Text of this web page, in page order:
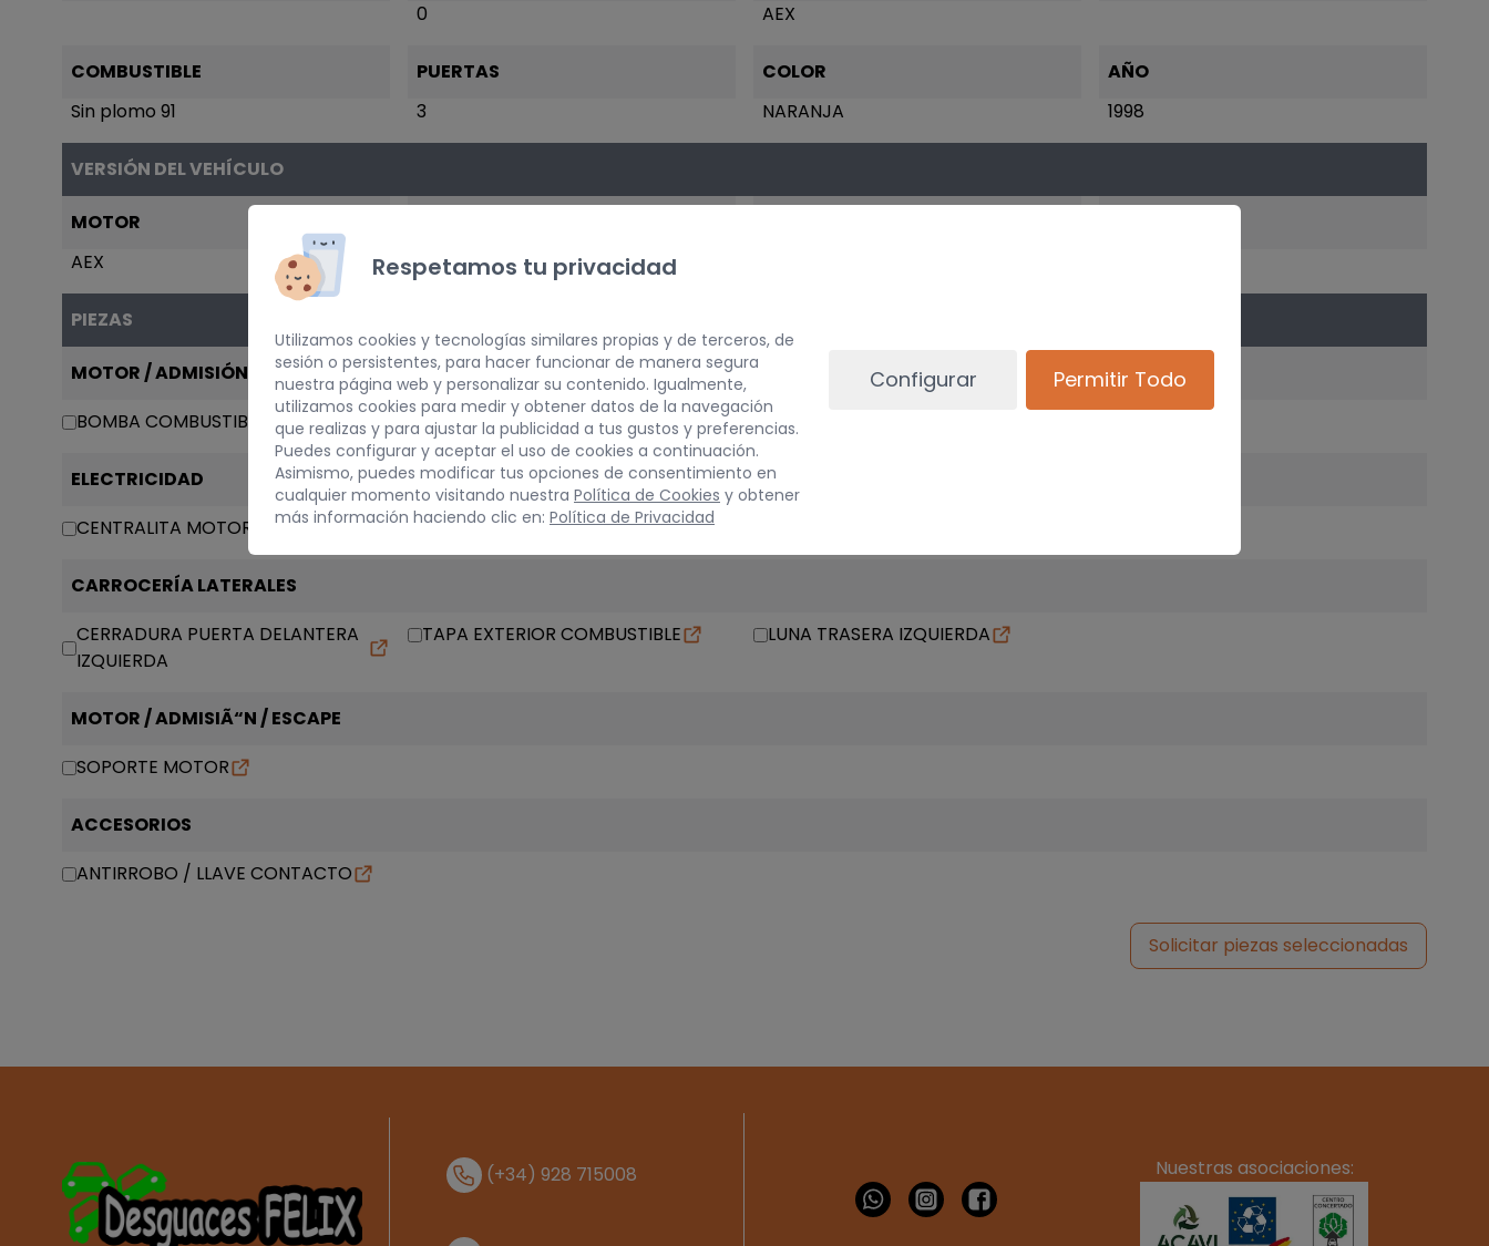
0
AEX
COMBUSTIBLE
Sin plomo 91
PUERTAS
3
COLOR
NARANJA
AÑO
1998
VERSIÓN DEL VEHÍCULO
MOTOR
AEX
PIEZAS
MOTOR / ADMISIÓN / ESCAPE
BOMBA COMBUSTIBLE
ELECTRICIDAD
CENTRALITA MOTOR UCE
MANDO LUCES
CARROCERÍA LATERALES
CERRADURA PUERTA DELANTERA
IZQUIERDA
TAPA EXTERIOR COMBUSTIBLE LUNA TRASERA IZQUIERDA
MOTOR / ADMISIÃ“N / ESCAPE
SOPORTE MOTOR
ACCESORIOS
ANTIRROBO / LLAVE CONTACTO
Solicitar piezas seleccionadas
(+34) 928 715008 Nuestras asociaciones:
Respetamos tu privacidad
Utilizamos cookies y tecnologías similares propias y de terceros, de
sesión o persistentes, para hacer funcionar de manera segura
nuestra página web y personalizar su contenido. Igualmente,
utilizamos cookies para medir y obtener datos de la navegación
que realizas y para ajustar la publicidad a tus gustos y preferencias.
Puedes configurar y aceptar el uso de cookies a continuación.
Asimismo, puedes modificar tus opciones de consentimiento en
cualquier momento visitando nuestra Política de Cookies y obtener
más información haciendo clic en: Política de Privacidad
Configurar Permitir Todo